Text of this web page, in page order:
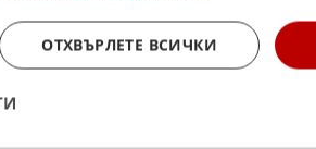
банда, но са и сред най-
и вокалиста Иън Гилън. Те
винаги е бил балансьорът,
от десетки разпади.
ОТХВЪРЛЕТЕ ВСИЧКИ